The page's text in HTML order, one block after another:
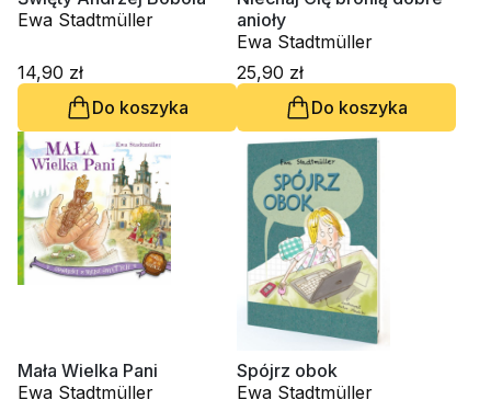
Ewa Stadtmüller
14,90 zł
Do koszyka
anioły
Ewa Stadtmüller
25,90 zł
Do koszyka
Mała Wielka Pani
Ewa Stadtmüller
Spójrz obok
Ewa Stadtmüller